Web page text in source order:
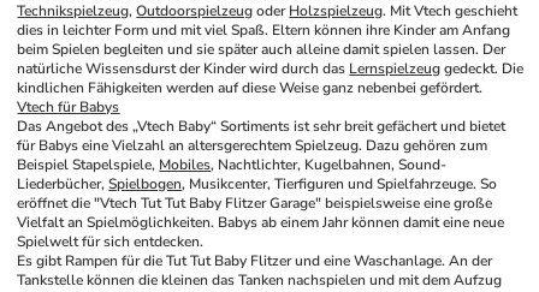
Technikspielzeug, Outdoorspielzeug oder Holzspielzeug. Mit Vtech geschieht
dies in leichter Form und mit viel Spaß. Eltern können ihre Kinder am Anfang
beim Spielen begleiten und sie später auch alleine damit spielen lassen. Der
natürliche Wissensdurst der Kinder wird durch das Lernspielzeug gedeckt. Die
kindlichen Fähigkeiten werden auf diese Weise ganz nebenbei gefördert.
Vtech für Babys
Das Angebot des „Vtech Baby“ Sortiments ist sehr breit gefächert und bietet
für Babys eine Vielzahl an altersgerechtem Spielzeug. Dazu gehören zum
Beispiel Stapelspiele, Mobiles, Nachtlichter, Kugelbahnen, Sound-
Liederbücher, Spielbogen, Musikcenter, Tierfiguren und Spielfahrzeuge. So
eröffnet die "Vtech Tut Tut Baby Flitzer Garage" beispielsweise eine große
Vielfalt an Spielmöglichkeiten. Babys ab einem Jahr können damit eine neue
Spielwelt für sich entdecken.
Es gibt Rampen für die Tut Tut Baby Flitzer und eine Waschanlage. An der
Tankstelle können die kleinen das Tanken nachspielen und mit dem Aufzug